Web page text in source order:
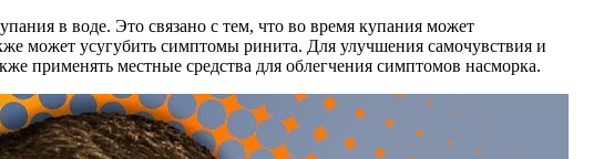
в воде. Это связано с тем, что во время купания может
может усугубить симптомы ринита. Для улучшения самочувствия и
применять местные средства для облегчения симптомов насморка.